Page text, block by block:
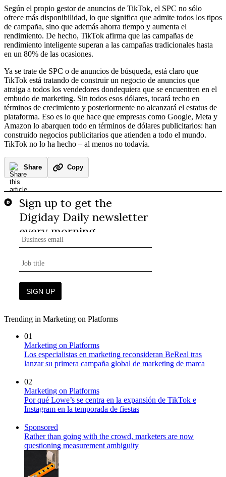
Según el propio gestor de anuncios de TikTok, el SPC no sólo
ofrece más disponibilidad, lo que significa que admite todos los tipos
de campaña, sino que además ahorra tiempo y aumenta el
rendimiento. De hecho, TikTok afirma que las campañas de
rendimiento inteligente superan a las campañas tradicionales hasta
en un 80% de las ocasiones.
Ya se trate de SPC o de anuncios de búsqueda, está claro que
TikTok está tratando de construir un negocio de anuncios que
atraiga a todos los vendedores dondequiera que se encuentren en el
embudo de marketing. Sin todos esos dólares, tocará techo en
términos de crecimiento y posteriormente no alcanzará el estatus de
plataforma. Eso es lo que hace que empresas como Google, Meta y
Amazon lo abarquen todo en términos de dólares publicitarios: han
construido negocios publicitarios que atienden a todo el mundo.
TikTok no lo ha hecho – al menos no todavía.
Share Copy
Trending in Marketing on Platforms
01
Marketing on Platforms
Los especialistas en marketing reconsideran BeReal tras
lanzar su primera campaña global de marketing de marca
02
Marketing on Platforms
Por qué Lowe’s se centra en la expansión de TikTok e
Instagram en la temporada de fiestas
Sponsored
Rather than going with the crowd, marketers are now
questioning measurement ambiguity